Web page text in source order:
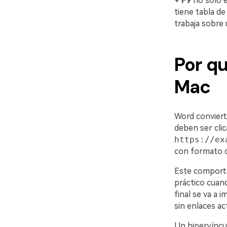
tiene tabla
trabaja sobre
Por
Mac
Word
deben ser
https://
con formato
Este
práctico
final se va a
sin enlaces